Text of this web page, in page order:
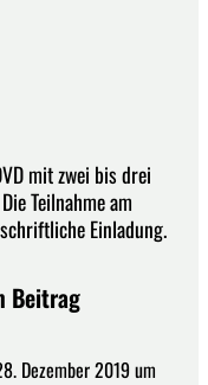
mit zwei bis drei
Teilnahme am
Einladung.
Beitrag
Dezember 2019 um